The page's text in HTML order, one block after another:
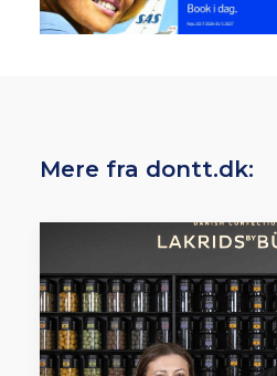
Mere fra dontt.dk: